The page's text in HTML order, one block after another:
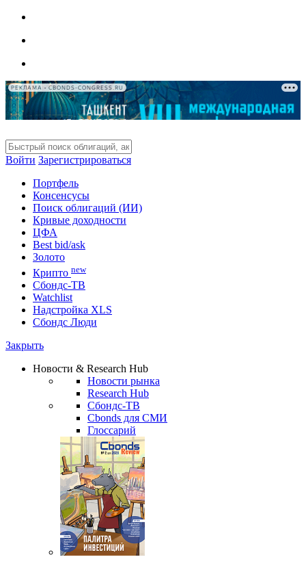
РЕКЛАМА • CBONDS-CONGRESS.RU
Войти Зарегистрироваться
Портфель
Консенсусы
Поиск облигаций (ИИ)
Кривые доходности
ЦФА
Best bid/ask
Золото
Крипто new
Сбондс-ТВ
Watchlist
Надстройка XLS
Сбондс Люди
Закрыть
Новости & Research Hub
Новости рынка
Research Hub
Сбондс-ТВ
Cbonds для СМИ
Глоссарий